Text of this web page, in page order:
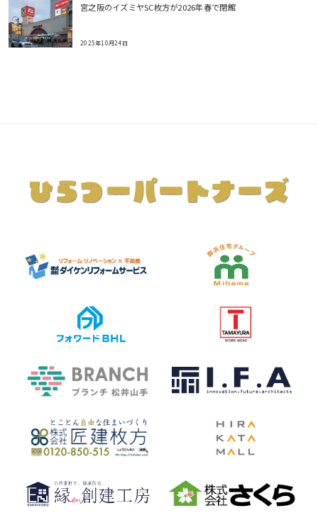
宮之阪のイズミヤSC枚方が2026年春で閉館
2025年10月24日